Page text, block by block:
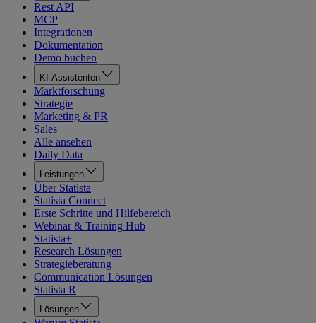
Rest API
MCP
Integrationen
Dokumentation
Demo buchen
KI-Assistenten
Marktforschung
Strategie
Marketing & PR
Sales
Alle ansehen
Daily Data
Leistungen
Über Statista
Statista Connect
Erste Schritte und Hilfebereich
Webinar & Training Hub
Statista+
Research Lösungen
Strategieberatung
Communication Lösungen
Statista R
Lösungen